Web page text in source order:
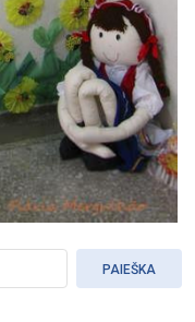
PAIEŠKA